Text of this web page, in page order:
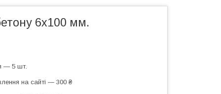
6х100 мм.
— 5 шт.
на сайті — 300 ₴